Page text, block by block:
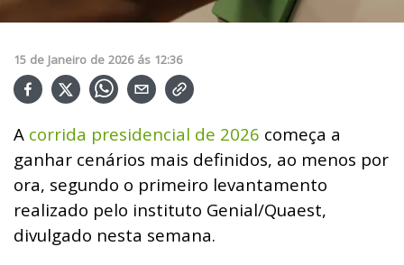
15 de Janeiro de 2026 ás 12:36
A corrida presidencial de 2026 começa a
ganhar cenários mais definidos, ao menos por
ora, segundo o primeiro levantamento
realizado pelo instituto Genial/Quaest,
divulgado nesta semana.